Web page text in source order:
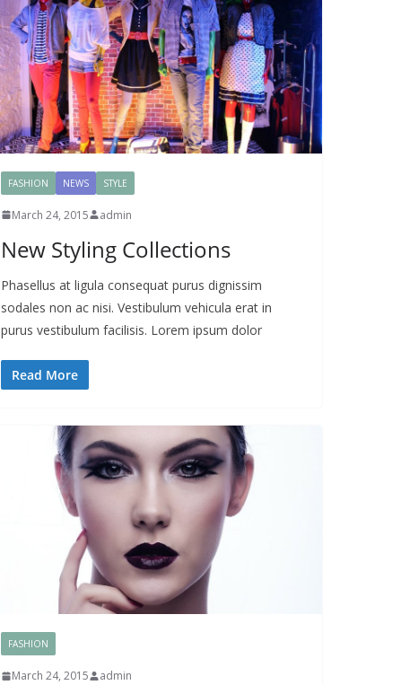
FASHION NEWS STYLE
March 24, 2015 admin
New Styling Collections
Phasellus at ligula consequat purus dignissim
sodales non ac nisi. Vestibulum vehicula erat in
purus vestibulum facilisis. Lorem ipsum dolor
Read More
FASHION
March 24, 2015 admin